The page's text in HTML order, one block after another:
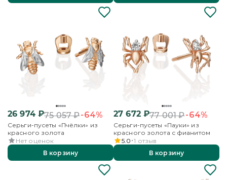
26 974₽75 057₽-64%
Серьги-пусеты «Пчёлки» из
красного золота
Нет оценок
В корзину
27 672₽77 001₽-64%
Серьги-пусеты «Пауки» из
красного золота с фианитом
5.0 1 отзыв
В корзину